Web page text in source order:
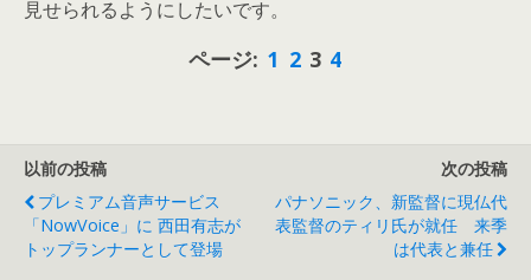
見せられるようにしたいです。
ページ: 1 2 3 4
以前の投稿
プレミアム音声サービス
「NowVoice」に 西田有志が
トップランナーとして登場
次の投稿
パナソニック、新監督に現仏代
表監督のティリ氏が就任 来季
は代表と兼任